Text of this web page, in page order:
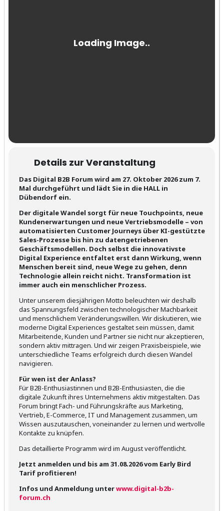
Details zur Veranstaltung
Das Digital B2B Forum wird am 27. Oktober 2026 zum 7.
Mal durchgeführt und lädt Sie in die HALL in
Dübendorf ein.
Der digitale Wandel sorgt für neue Touchpoints, neue
Kundenerwartungen und neue Vertriebsmodelle – von
automatisierten Customer Journeys über KI-gestützte
Sales-Prozesse bis hin zu datengetriebenen
Geschäftsmodellen. Doch selbst die innovativste
Digital Experience entfaltet erst dann Wirkung, wenn
Menschen bereit sind, neue Wege zu gehen, denn
Technologie allein reicht nicht. Transformation ist
immer auch ein menschlicher Prozess.
Unter unserem diesjährigen Motto beleuchten wir deshalb
das Spannungsfeld zwischen technologischer Machbarkeit
und menschlichem Veränderungswillen. Wir diskutieren, wie
moderne Digital Experiences gestaltet sein müssen, damit
Mitarbeitende, Kunden und Partner sie nicht nur akzeptieren,
sondern aktiv mittragen. Und wir zeigen Praxisbeispiele, wie
unterschiedliche Teams erfolgreich durch diesen Wandel
navigieren.
Für wen ist der Anlass?
Für B2B-Enthusiastinnen und B2B-Enthusiasten, die die
digitale Zukunft ihres Unternehmens aktiv mitgestalten. Das
Forum bringt Fach- und Führungskräfte aus Marketing,
Vertrieb, E-Commerce, IT und Management zusammen, um
Wissen auszutauschen, voneinander zu lernen und wertvolle
Kontakte zu knüpfen.
Das detaillierte Programm wird im August veröffentlicht.
Jetzt anmelden und bis am 31.08.2026 vom Early Bird
Tarif profitieren!
Infos und Anmeldung unterwww.digital-b2b-
forum.ch